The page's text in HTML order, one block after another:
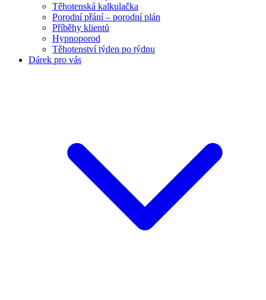
Těhotenská kalkulačka
Porodní přání – porodní plán
Příběhy klientů
Hypnoporod
Těhotenství týden po týdnu
Dárek pro vás